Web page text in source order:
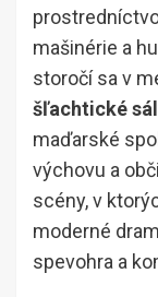
mašinérie a
storočí sa v
šľachtické
maďarské
výchovu a
scény, v
moderné
spevohra a